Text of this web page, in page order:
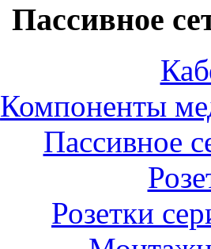
Пассивное
Компоненты
Пассивное
Розетки